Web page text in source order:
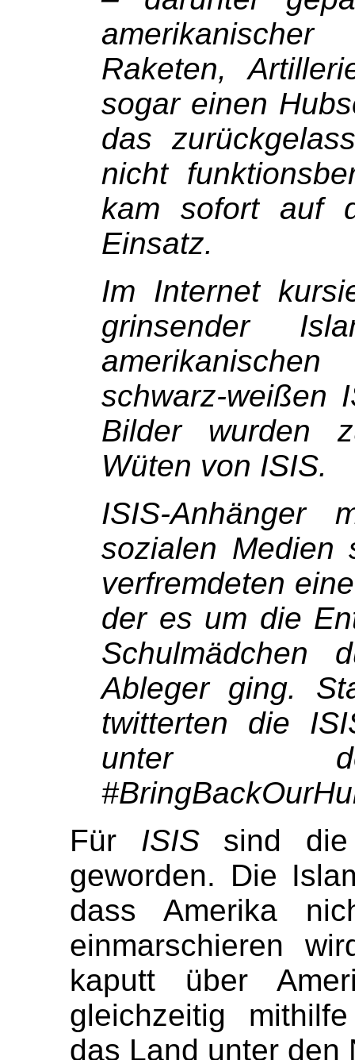
Raketen,
sogar einen
das
nicht
kam sofort auf
Einsatz.
Im Internet
grinsender
schwarz-weißen
Bilder wurden
Wüten von ISIS.
ISIS-Anhänger
sozialen Medien
verfremdeten
der es um die
Schulmädchen
Ableger ging.
twitterten die
unter
Für ISISsind die
geworden. Die
dass Amerika
einmarschieren
kaputt über
gleichzeitig
das Land unter den